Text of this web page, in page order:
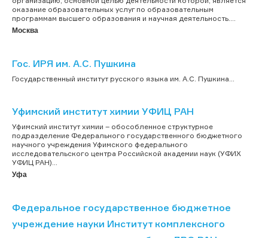
оказание образовательных услуг по образовательным
программам высшего образования и научная деятельность....
Москва
Гос. ИРЯ им. А.С. Пушкина
Государственный институт русского языка им. А.С. Пушкина...
Уфимский институт химии УФИЦ РАН
Уфимский институт химии – обособленное структурное
подразделение Федерального государственного бюджетного
научного учреждения Уфимского федерального
исследовательского центра Российской академии наук (УФИХ
УФИЦ РАН)...
Уфа
Федеральное государственное бюджетное
учреждение науки Институт комплексного